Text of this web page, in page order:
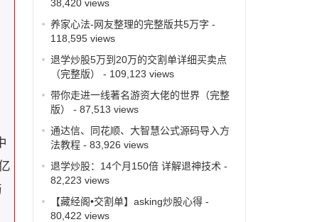
38,420 views
养家心法-网友整理的完整版共5万字 -
118,595 views
退学炒股5万到20万的交割单详细买卖点
（完整版）
- 109,123 views
带你走进一线著名游资大佬的世界（完整
版）
- 87,513 views
通达信、同花顺、大智慧公式源码导入方
法教程- 83,926 views
退学炒股：14个月150倍 详解退神技术 -
82,223 views
【藏经阁•交割单】asking炒股心得-
80,422 views